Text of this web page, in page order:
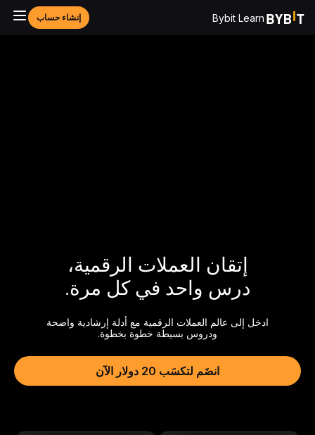
Bybit Learn إنشاء حساب
إتقان العملات الرقمية،
درس واحد في كل مرة.
ادخل إلى عالم العملات الرقمية مع أدلة إرشادية واضحة
ودروس بسيطة خطوة بخطوة.
انضَم لتكسَب 20 دولار الآن